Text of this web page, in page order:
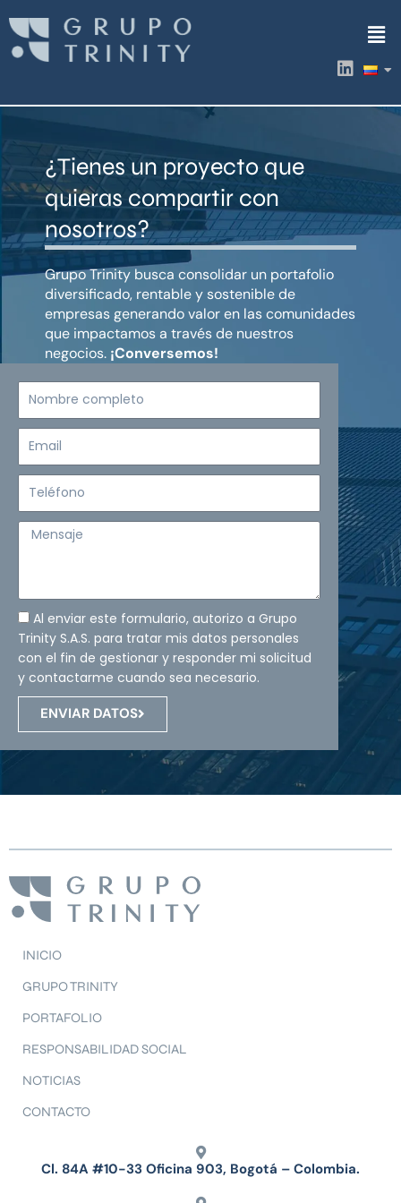
contenido
L
i
k
i
¿Tienes un proyecto que
quieras compartir con
nosotros?
Grupo Trinity busca consolidar un portafolio
diversificado, rentable y sostenible de
empresas generando valor en las comunidades
que impactamos a través de nuestros
negocios. ¡Conversemos!
Mensaje
Al enviar este formulario, autorizo a Grupo
Trinity S.A.S. para tratar mis datos personales
con el fin de gestionar y responder mi solicitud
y contactarme cuando sea necesario.
ENVIAR DATOS
INICIO
GRUPO TRINITY
PORTAFOLIO
RESPONSABILIDAD SOCIAL
NOTICIAS
CONTACTO
Cl. 84A #10-33 Oficina 903, Bogotá – Colombia.